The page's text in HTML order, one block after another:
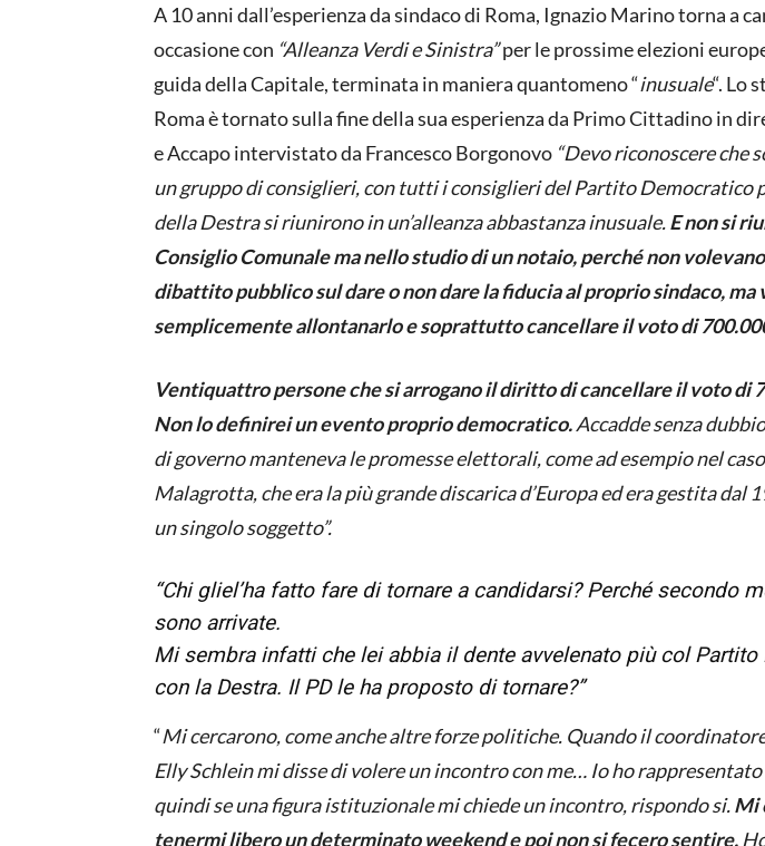
A 10 anni dall’esperienza da sindaco di Roma, Ignazio Marino torna a
occasione con “Alleanza Verdi e Sinistra”per le prossime elezioni
guida della Capitale, terminata in maniera quantomeno “inusuale“. Lo
Roma è tornato sulla fine della sua esperienza da Primo Cittadino in
e Accapo intervistato da Francesco Borgonovo “Devo riconoscere che
un gruppo di consiglieri, con tutti i consiglieri del Partito Democratico
della Destra si riunirono in un’alleanza abbastanza inusuale.E non si
Consiglio Comunale ma nello studio di un notaio, perché non
dibattito pubblico sul dare o non dare la fiducia al proprio sindaco, ma
semplicemente allontanarlo e soprattutto cancellare il voto di
Ventiquattro persone che si arrogano il diritto di cancellare il voto di
Non lo definirei un evento proprio democratico.Accadde senza
di governo manteneva le promesse elettorali, come ad esempio nel
Malagrotta, che era la più grande discarica d’Europa ed era gestita dal
un singolo soggetto”.
“Chi gliel’ha fatto fare di tornare a candidarsi? Perché
sono arrivate.
Mi sembra infatti che lei abbia il dente avvelenato più col Partito
con la Destra. Il PD le ha proposto di tornare?”
“Mi cercarono, come anche altre forze politiche. Quando il
Elly Schlein mi disse di volere un incontro con me… Io ho
quindi se una figura istituzionale mi chiede un incontro, rispondo si.Mi
tenermi libero un determinato weekend e poi non si fecero sentire.